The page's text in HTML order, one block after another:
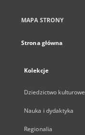
MAPA STRONY
Strona główna
Kolekcje
Dziedzictwo kulturowe
Nauka i dydaktyka
Regionalia